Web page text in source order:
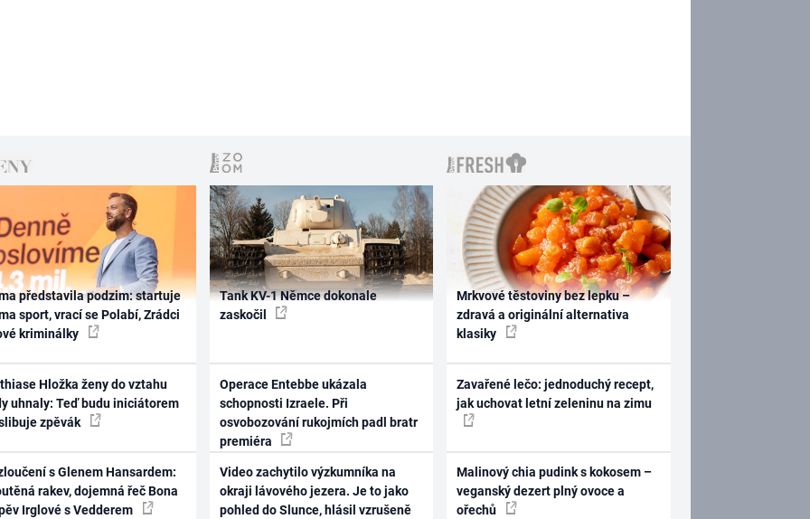
představila podzim: startuje
sport, vrací se Polabí, Zrádci
kriminálky
Hložka ženy do vztahu
uhnaly: Teď budu iniciátorem
zpěvák
s Glenem Hansardem:
rakev, dojemná řeč Bona
Irglové s Vedderem
Tank KV-1 Němce dokonale
zaskočil
Operace Entebbe ukázala
schopnosti Izraele. Při
osvobozování rukojmích padl bratr
premiéra
Video zachytilo výzkumníka na
okraji lávového jezera. Je to jako
pohled do Slunce, hlásil vzrušeně
Mrkvové těstoviny bez lepku –
zdravá a originální alternativa
klasiky
Zavařené lečo: jednoduchý recept,
jak uchovat letní zeleninu na zimu
Malinový chia pudink s kokosem –
veganský dezert plný ovoce a
ořechů